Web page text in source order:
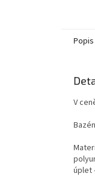
Popis
V
úplet